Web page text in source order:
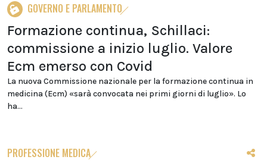
GOVERNO E PARLAMENTO
Formazione continua, Schillaci:
commissione a inizio luglio. Valore
Ecm emerso con Covid
La nuova Commissione nazionale per la formazione continua in
medicina (Ecm) «sarà convocata nei primi giorni di luglio». Lo
ha...
PROFESSIONE MEDICA